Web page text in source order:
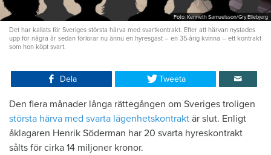
Foto: Kenneth Samuelsson/Gry Ellebjerg
Det har kallats för Sveriges största härva med svartkontrakt. Efter att härvan nystades
upp för några år sedan förlorar nu ännu en hyresgäst – en 35-årig kvinna – ett kontrakt
som hon köpt svart.
Dela Tweeta
Den flera månader långa rättegången om Sveriges troligen
största härva med svarta lägenhetskontrakt är slut. Enligt
åklagaren Henrik Söderman har 20 svarta hyreskontrakt
sålts för cirka 14 miljoner kronor.